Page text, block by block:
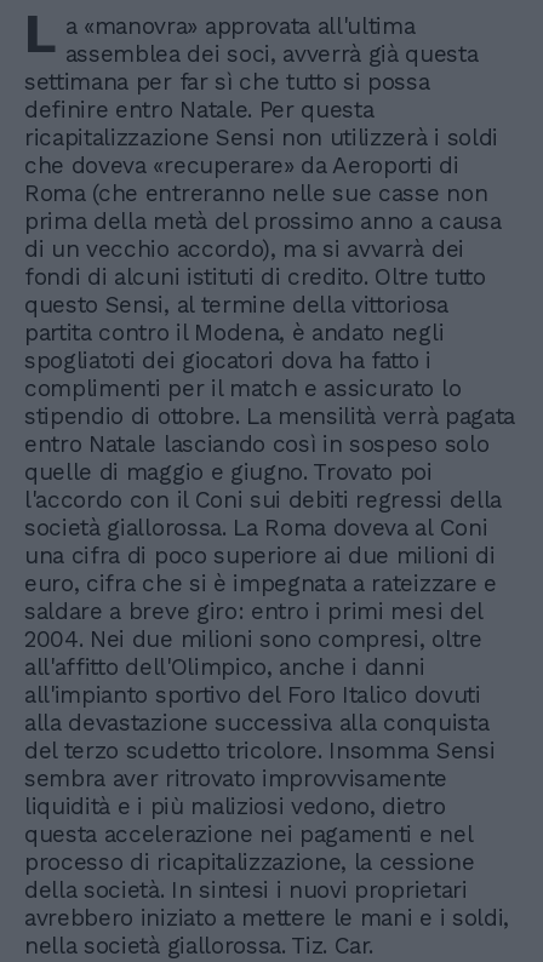
L a «manovra» approvata all'ultima
assemblea dei soci, avverrà già questa
settimana per far sì che tutto si possa
definire entro Natale. Per questa
ricapitalizzazione Sensi non utilizzerà i soldi
che doveva «recuperare» da Aeroporti di
Roma (che entreranno nelle sue casse non
prima della metà del prossimo anno a causa
di un vecchio accordo), ma si avvarrà dei
fondi di alcuni istituti di credito. Oltre tutto
questo Sensi, al termine della vittoriosa
partita contro il Modena, è andato negli
spogliatoti dei giocatori dova ha fatto i
complimenti per il match e assicurato lo
stipendio di ottobre. La mensilità verrà pagata
entro Natale lasciando così in sospeso solo
quelle di maggio e giugno. Trovato poi
l'accordo con il Coni sui debiti regressi della
società giallorossa. La Roma doveva al Coni
una cifra di poco superiore ai due milioni di
euro, cifra che si è impegnata a rateizzare e
saldare a breve giro: entro i primi mesi del
2004. Nei due milioni sono compresi, oltre
all'affitto dell'Olimpico, anche i danni
all'impianto sportivo del Foro Italico dovuti
alla devastazione successiva alla conquista
del terzo scudetto tricolore. Insomma Sensi
sembra aver ritrovato improvvisamente
liquidità e i più maliziosi vedono, dietro
questa accelerazione nei pagamenti e nel
processo di ricapitalizzazione, la cessione
della società. In sintesi i nuovi proprietari
avrebbero iniziato a mettere le mani e i soldi,
nella società giallorossa. Tiz. Car.